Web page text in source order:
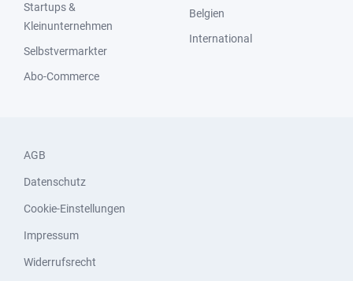
Startups &
Kleinunternehmen
Selbstvermarkter
Abo-Commerce
Belgien
International
AGB
Datenschutz
Cookie-Einstellungen
Impressum
Widerrufsrecht